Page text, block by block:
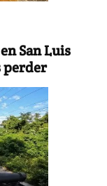
San Luis
perder